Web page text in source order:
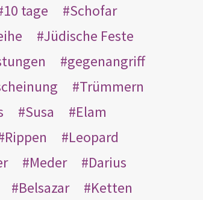
10 tage
Schofar
Jüdische Feste
gegenangriff
Trümmern
Susa
Elam
Rippen
Leopard
Meder
Darius
Belsazar
Ketten